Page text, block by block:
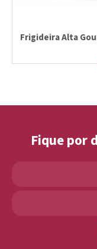
Frigideira Alta
Fique por